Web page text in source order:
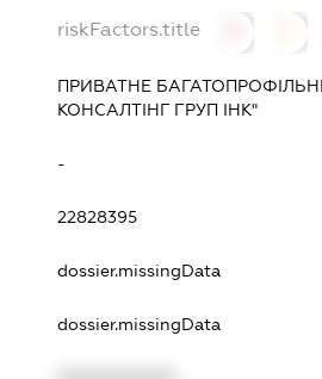
riskFactors.title
ПРИВАТНЕ
КОНСАЛТІНГ ГРУП ІНК"
-
22828395
dossier.missingData
dossier.missingData